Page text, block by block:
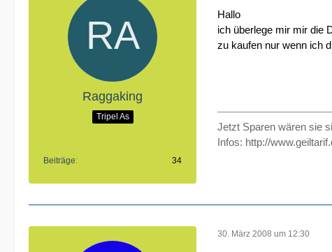
Raggaking
Tripel As
Beiträge 34
Hallo
ich überlege mir mir die
zu kaufen nur wenn ich
Jetzt Sparen wären sie
Infos: http://
30. März 2008 um 12:30